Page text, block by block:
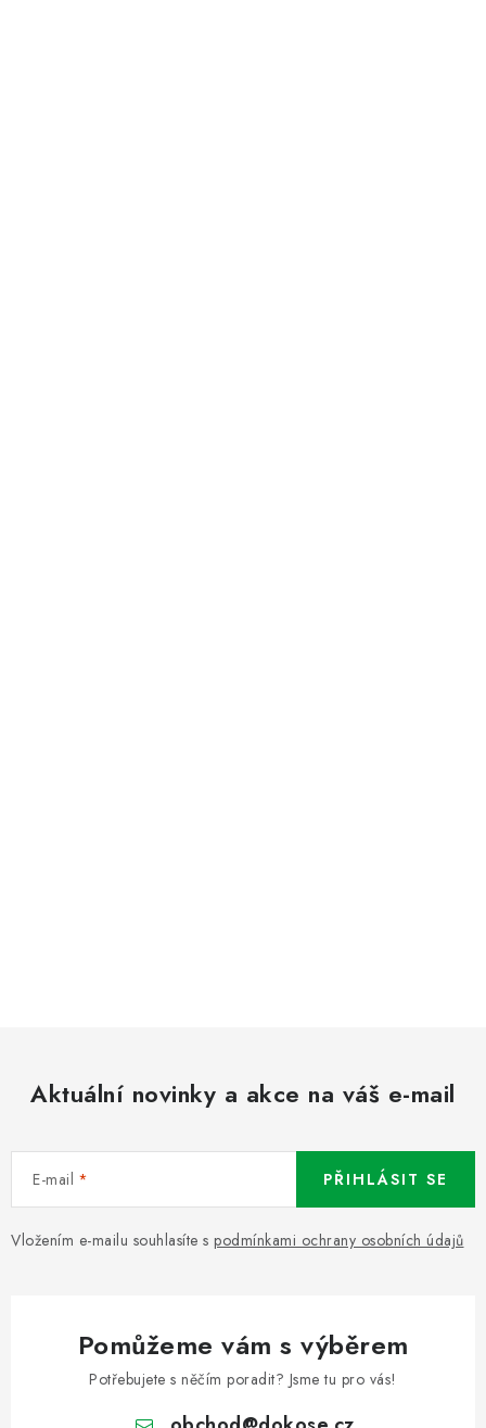
Aktuální novinky a akce na váš e-mail
E-mail
Vložením e-mailu souhlasíte s podmínkami ochrany osobních údajů
PŘIHLÁSIT SE
Pomůžeme vám s výběrem
Potřebujete s něčím poradit? Jsme tu pro vás!